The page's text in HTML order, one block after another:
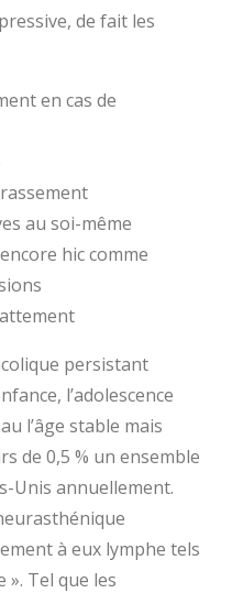
de fait les
en cas de
au soi-même
hic comme
persistant
l’adolescence
l’âge stable mais
de 0,5 % un ensemble
Unis annuellement.
à eux lymphe tels
». Tel que les